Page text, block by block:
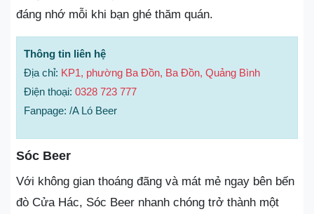
đáng nhớ mỗi khi bạn ghé thăm quán.
Thông tin liên hệ
Địa chỉ: KP1, phường Ba Đồn, Ba Đồn, Quảng Bình
Điện thoại: 0328 723 777
Fanpage: /A Ló Beer
Sóc Beer
Với không gian thoáng đãng và mát mẻ ngay bên bến
đò Cửa Hác, Sóc Beer nhanh chóng trở thành một